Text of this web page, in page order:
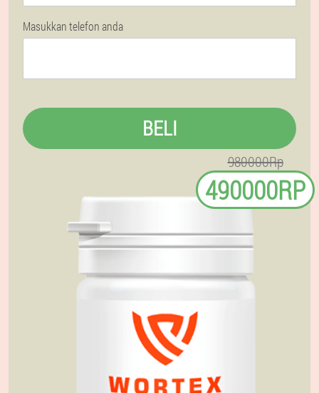
Masukkan telefon anda
BELI
980000Rp
490000RP